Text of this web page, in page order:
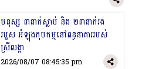
​មនុស្ស ៣នាក់ស្លាប់​ និង​ ២៣នាក់រង​
របួស​ អំឡុង​កុបកម្មនៅ​ពន្ធនាគាររបស់​
ស្រីលង្កា
2026/08/07 08:45:35 pm